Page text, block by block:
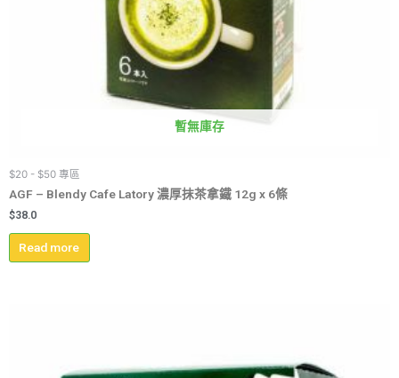
暫無庫存
$20 - $50 專區
AGF – Blendy Cafe Latory 濃厚抹茶拿鐵 12g x 6條
$38.0
Read more